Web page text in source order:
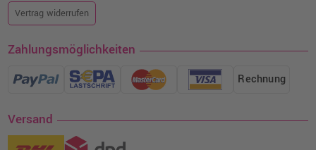
Vertrag widerrufen
Zahlungsmöglichkeiten
Rechnung
Versand